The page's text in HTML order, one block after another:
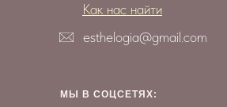
МЫ В СОЦCЕТЯХ:
esthelogia@gmail.com
Как нас найти